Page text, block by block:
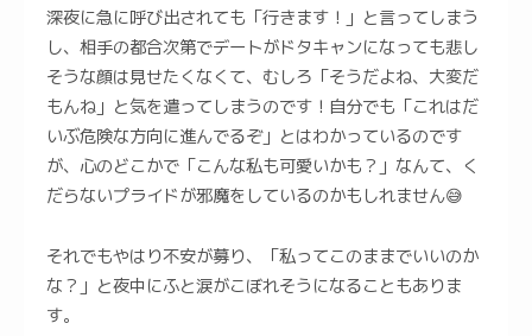
深夜に急に呼び出されても「行きます！」と言ってしまう
し、相手の都合次第でデートがドタキャンになっても悲し
そうな顔は見せたくなくて、むしろ「そうだよね、大変だ
もんね」と気を遣ってしまうのです！自分でも「これはだ
いぶ危険な方向に進んでるぞ」とはわかっているのです
が、心のどこかで「こんな私も可愛いかも？」なんて、く
だらないプライドが邪魔をしているのかもしれません😅
それでもやはり不安が募り、「私ってこのままでいいのか
な？」と夜中にふと涙がこぼれそうになることもありま
す。